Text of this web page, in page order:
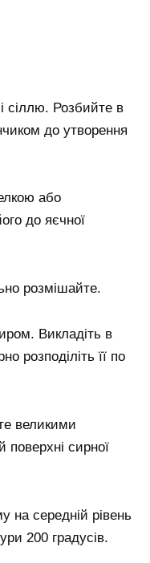
сіллю. Розбийте в
до утворення
або
до яєчної
розмішайте.
Викладіть в
розподіліть її по
великими
поверхні сирної
на середній рівень
200 градусів.